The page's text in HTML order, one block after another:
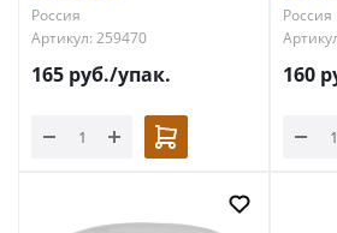
Россия
Артикул: 259470
165 руб./упак.
Россия
160